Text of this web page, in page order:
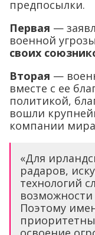
предпосылки.
Первая —
военной
своих
Вторая —
вместе с ее
политикой,
вошли
компании
«Для
радаров,
технологий
Поэтому